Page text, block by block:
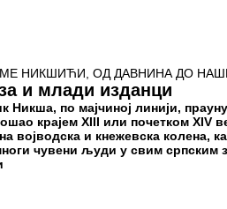
НИКШИЋИ, ОД ДАВНИНА ДО
и млади изданци
Никша, по мајчиној линији,
крајем XIII или почетком XIV
војводска и кнежевска
чувени људи у свим